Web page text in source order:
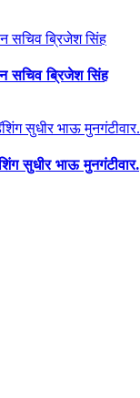
सचिव ब्रिजेश सिंह
सुधीर भाऊ मुनगंटीवार.